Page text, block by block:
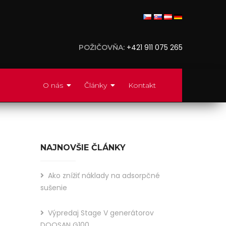
POŽIČOVŇA: +421 911 075 265
O nás Články Kontakt
NAJNOVŠIE ČLÁNKY
Ako znížiť náklady na adsorpčné
sušenie
Výpredaj Stage V generátorov